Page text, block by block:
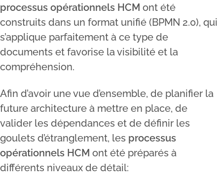
processus opérationnels HCM ont été
construits dans un format unifié (BPMN 2.0), qui
s’applique parfaitement à ce type de
documents et favorise la visibilité et la
compréhension.
Afin d’avoir une vue d’ensemble, de planifier la
future architecture à mettre en place, de
valider les dépendances et de définir les
goulets d’étranglement, les processus
opérationnels HCM ont été préparés à
différents niveaux de détail: